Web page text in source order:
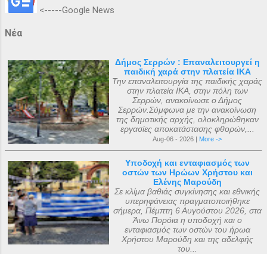
<-----Google News
Νέα
Δήμος Σερρών : Επαναλειτουργεί η
παιδική χαρά στην πλατεία ΙΚΑ
Την επαναλειτουργία της παιδικής χαράς
στην πλατεία ΙΚΑ, στην πόλη των
Σερρών, ανακοίνωσε ο Δήμος
Σερρών.Σύμφωνα με την ανακοίνωση
της δημοτικής αρχής, ολοκληρώθηκαν
εργασίες αποκατάστασης φθορών,...
Aug-06 - 2026 | More ->
Υποδοχή και ενταφιασμός των
οστών των Ηρώων Χρήστου και
Ελένης Μαρούδη
Σε κλίμα βαθιάς συγκίνησης και εθνικής
υπερηφάνειας πραγματοποιήθηκε
σήμερα, Πέμπτη 6 Αυγούστου 2026, στα
Άνω Πορόια η υποδοχή και ο
ενταφιασμός των οστών του ήρωα
Χρήστου Μαρούδη και της αδελφής
του...